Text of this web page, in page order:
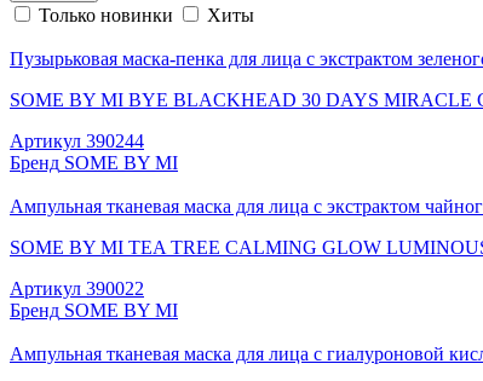
Только новинки Хиты
Пузырьковая маска-пенка для лица с экстрактом
SOME BY MI BYE BLACKHEAD 30 DAYS MIRACLE
Артикул 390244
Бренд SOME BY MI
Ампульная тканевая маска для лица с экстрактом
SOME BY MI TEA TREE CALMING GLOW
Артикул 390022
Бренд SOME BY MI
Ампульная тканевая маска для лица с гиалуроновой